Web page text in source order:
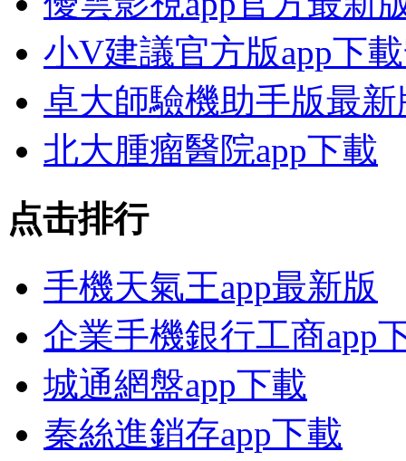
小V建議官方版app下
卓大師驗機助手版最
北大腫瘤醫院app下載
点击排行
手機天氣王app最新版
企業手機銀行工商app
城通網盤app下載
秦絲進銷存app下載